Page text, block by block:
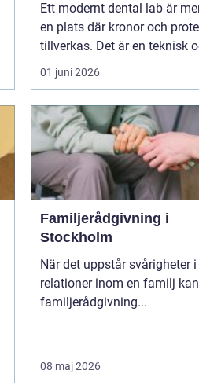
Ett modernt dental lab är
en plats där kronor och
tillverkas. Det är en teknisk
01 juni 2026
Familjerådgivning i
Stockholm
När det uppstår svårigheter i
relationer inom en familj kan
familjerådgivning...
08 maj 2026